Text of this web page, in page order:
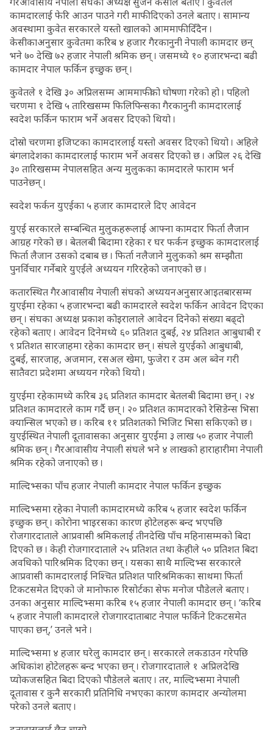
कामदारलाई फेरि आउन पाउने गरी माफी दिएको उनले बताए । सामान्य
अवस्थामा कुवेत सरकारले यस्तो खालको आममाफी दिँदैन ।
केसीकाअनुसार कुवेतमा करिब ४ हजार गैरकानुनी नेपाली कामदार छन्
भने ७० देखि ७२ हजार नेपाली श्रमिक छन् । जसमध्ये १० हजारभन्दा बढी
कामदार नेपाल फर्किन इच्छुक छन् ।
कुवेतले १ देखि ३० अप्रिलसम्म आममाफीको घोषणा गरेको हो । पहिलो
चरणमा १ देखि ५ तारिखसम्म फिलिपिन्सका गैरकानुनी कामदारलाई
स्वदेश फर्किन फाराम भर्ने अवसर दिएको थियो ।
दोस्रो चरणमा इजिप्टका कामदारलाई यस्तो अवसर दिएको थियो । अहिले
बंगलादेशका कामदारलाई फाराम भर्ने अवसर दिएको छ । अप्रिल २६ देखि
३० तारिखसम्म नेपालसहित अन्य मुलुकका कामदारले फाराम भर्न
पाउनेछन् ।
स्वदेश फर्कन युएईका ५ हजार कामदारले दिए आवेदन
युएई सरकारले सम्बन्धित मुलुकहरूलाई आफ्ना कामदार फिर्ता लैजान
आग्रह गरेको छ । बेतलबी बिदामा रहेका र घर फर्कन इच्छुक कामदारलाई
फिर्ता लैजान उसको दबाब छ । फिर्ता नलैजाने मुलुकको श्रम सम्झौता
पुनर्विचार गर्नेबारे युएईले अध्ययन गरिरहेको जनाएको छ ।
कतारस्थित गैरआवासीय नेपाली संघको अध्ययनअनुसारआइतबारसम्म
युएईमा रहेका ५ हजारभन्दा बढी कामदारले स्वदेश फर्किन आवेदन दिएका
छन् । संघका अध्यक्ष प्रकाश कोइरालाले आवेदन दिनेको संख्या बढ्दो
रहेको बताए । आवेदन दिनेमध्ये ६० प्रतिशत दुबई, २४ प्रतिशत आबुधाबी र
९ प्रतिशत सारजाहमा रहेका कामदार छन् । संघले युएईको आबुधाबी,
दुबई, सारजाह, अजमान, रसअल खेमा, फुजेरा र उम अल ब्वेन गरी
सातैवटा प्रदेशमा अध्ययन गरेको थियो ।
युएईमा रहेकामध्ये करिब ३६ प्रतिशत कामदार बेतलबी बिदामा छन् । २४
प्रतिशत कामदारले काम गर्दै छन् । २० प्रतिशत कामदारको रेसिडेन्स भिसा
क्यान्सिल भएको छ । करिब ११ प्रतिशतको भिजिट भिसा सकिएको छ ।
युएईस्थित नेपाली दूतावासका अनुसार युएईमा ३ लाख ५० हजार नेपाली
श्रमिक छन् । गैरआवासीय नेपाली संघले भने ४ लाखको हाराहारीमा नेपाली
श्रमिक रहेको जनाएको छ ।
माल्दिभ्सका पाँच हजार नेपाली कामदार नेपाल फर्किन इच्छुक
माल्दिभ्समा रहेका नेपाली कामदारमध्ये करिब ५ हजार स्वदेश फर्किन
इच्छुक छन् । कोरोना भाइरसका कारण होटेलहरू बन्द भएपछि
रोजगारदाताले आप्रवासी श्रमिकलाई तीनदेखि पाँच महिनासम्मको बिदा
दिएको छ । केही रोजगारदाताले २५ प्रतिशत तथा केहीले ५० प्रतिशत बिदा
अवधिको पारिश्रमिक दिएका छन् । यसका साथै माल्दिभ्स सरकारले
आप्रवासी कामदारलाई निश्चित प्रतिशत पारिश्रमिकका साथमा फिर्ता
टिकटसमेत दिएको जे मानोफारु रिसोर्टका सेफ मनोज पौडेलले बताए ।
उनका अनुसार माल्दिभ्समा करिब १५ हजार नेपाली कामदार छन् । ‘करिब
५ हजार नेपाली कामदारले रोजगारदाताबाट नेपाल फर्किने टिकटसमेत
पाएका छन्,’ उनले भने ।
माल्दिभ्समा ४ हजार घरेलु कामदार छन् । सरकारले लकडाउन गरेपछि
अधिकांश होटेलहरू बन्द भएका छन् । रोजगारदाताले १ अप्रिलदेखि
प्योकजसहित बिदा दिएको पौडेलले बताए । तर, माल्दिभ्समा नेपाली
दूतावास र कुनै सरकारी प्रतिनिधि नभएका कारण कामदार अन्योलमा
परेको उनले बताए ।